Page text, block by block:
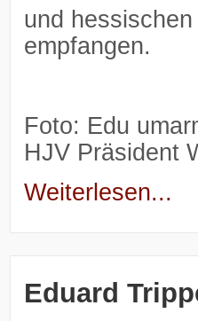
und
empfangen.
Foto: Edu
HJV Präsident
Weiterlesen...
Eduard